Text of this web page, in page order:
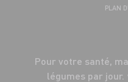
PLAN
Pour votre santé,
légumes par jour.